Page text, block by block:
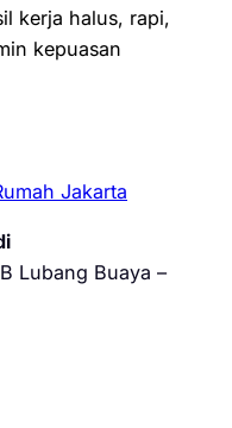
kerja halus, rapi,
kepuasan
Jakarta
Lubang Buaya –